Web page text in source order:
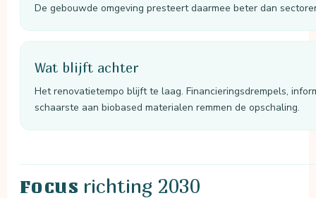
De gebouwde omgeving presteert daarmee beter dan
Wat blijft achter
Het renovatietempo blijft te laag. Financieringsdrempels,
schaarste aan biobased materialen remmen de opschaling.
Focus richting 2030